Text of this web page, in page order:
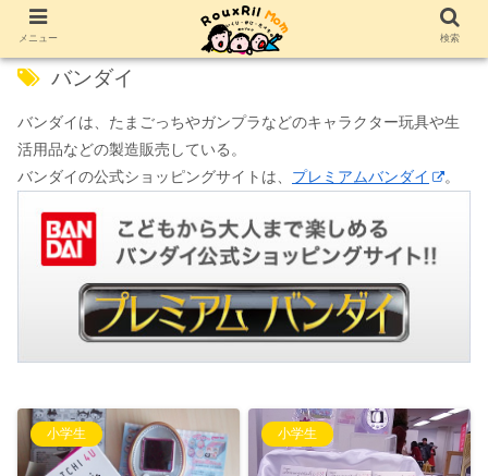
バンダイ
バンダイは、たまごっちやガンプラなどのキャラクター玩具や生
活用品などの製造販売している。
バンダイの公式ショッピングサイトは、 プレミアムバンダイ 。
小学生 小学生
メニュー 検索